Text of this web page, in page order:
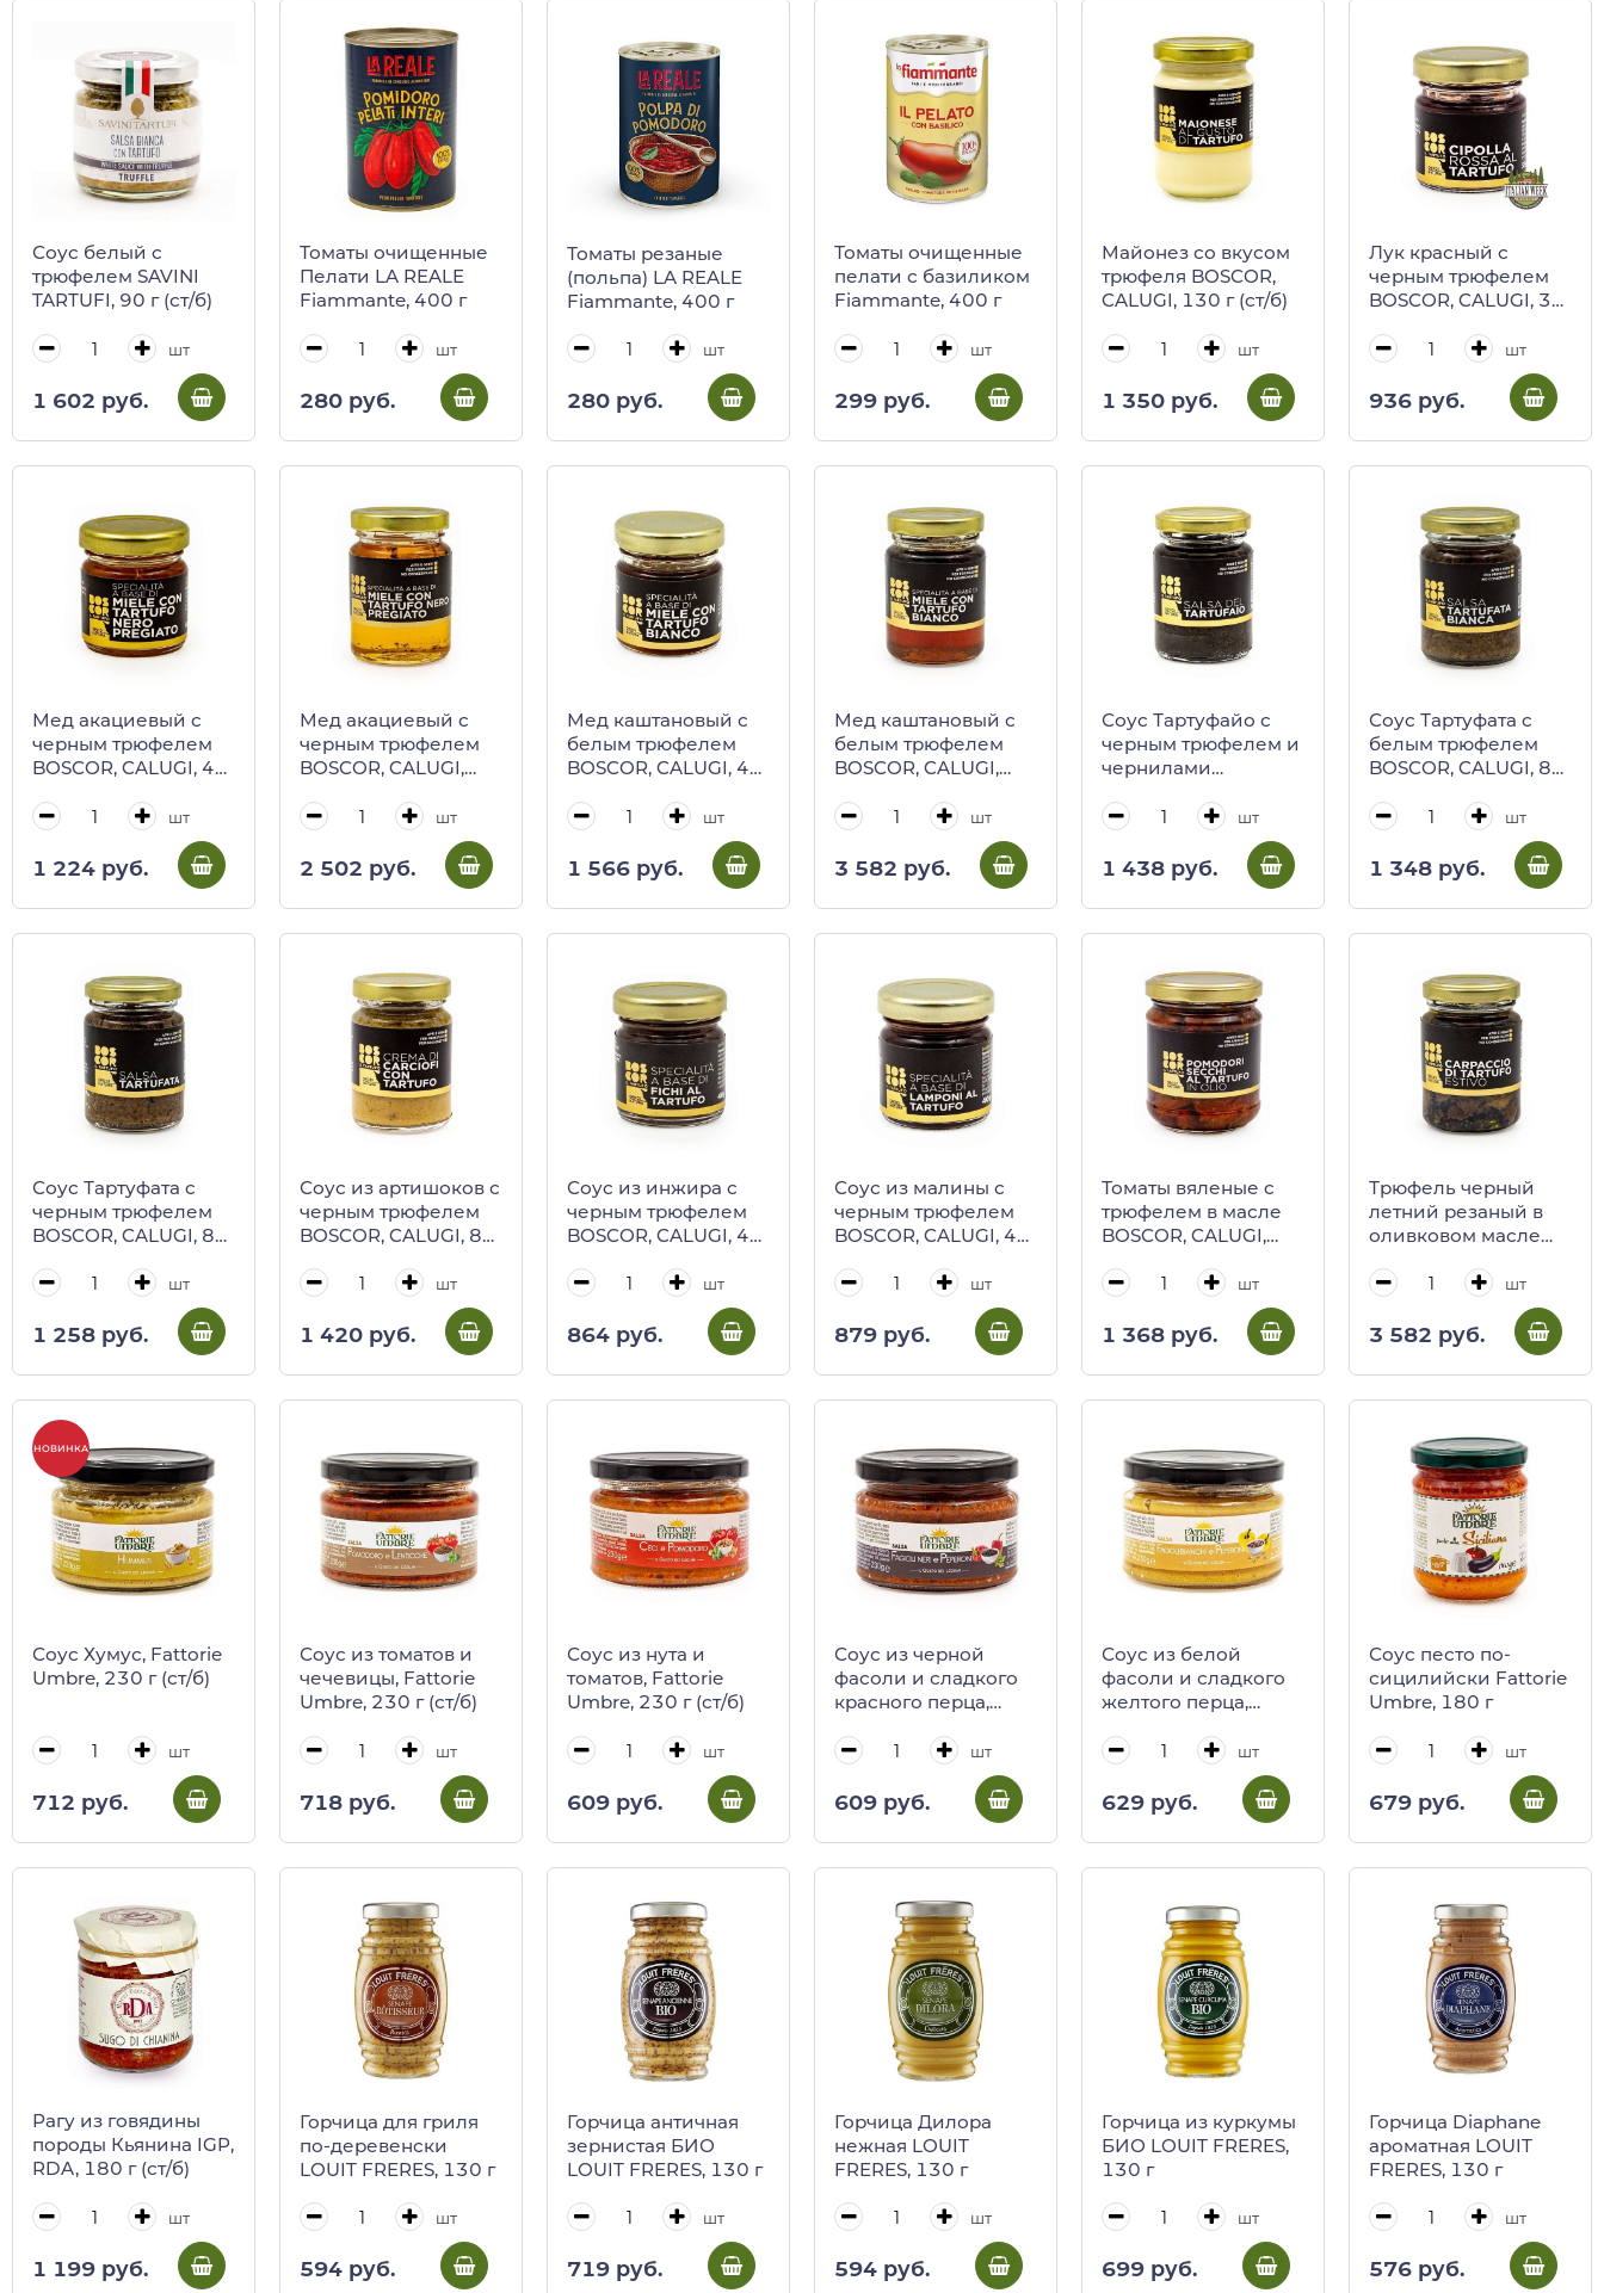
Соус белый с
трюфелем SAVINI
TARTUFI, 90 г (ст/б)
шт
1 602 руб.
Томаты очищенные
Пелати LA REALE
Fiammante, 400 г
шт
280 руб.
Томаты резаные
(польпа) LA REALE
Fiammante, 400 г
шт
280 руб.
Томаты очищенные
пелати с базиликом
Fiammante, 400 г
шт
299 руб.
Майонез со вкусом
трюфеля BOSCOR,
CALUGI, 130 г (ст/б)
шт
1 350 руб.
Лук красный с
черным трюфелем
BOSCOR, CALUGI, 35
шт
936 руб.
Мед акациевый с
черным трюфелем
BOSCOR, CALUGI, 40
шт
1 224 руб.
Мед акациевый с
черным трюфелем
BOSCOR, CALUGI,
шт
2 502 руб.
Мед каштановый с
белым трюфелем
BOSCOR, CALUGI, 40
шт
1 566 руб.
Мед каштановый с
белым трюфелем
BOSCOR, CALUGI,
шт
3 582 руб.
Соус Тартуфайо с
черным трюфелем и
чернилами
CALUGI, 85 г (ст/б)
шт
1 438 руб.
Соус Тартуфата с
белым трюфелем
BOSCOR, CALUGI, 85
шт
1 348 руб.
Соус Тартуфата с
черным трюфелем
BOSCOR, CALUGI, 85
шт
1 258 руб.
Соус из артишоков с
черным трюфелем
BOSCOR, CALUGI, 85
шт
1 420 руб.
Соус из инжира с
черным трюфелем
BOSCOR, CALUGI, 40
шт
864 руб.
Соус из малины с
черным трюфелем
BOSCOR, CALUGI, 40
шт
879 руб.
Томаты вяленые с
трюфелем в масле
BOSCOR, CALUGI,
шт
1 368 руб.
Трюфель черный
летний резаный в
оливковом масле
г (ст/б)
шт
3 582 руб.
НОВИНКА
Соус Хумус, Fattorie
Umbre, 230 г (ст/б)
шт
712 руб.
Соус из томатов и
чечевицы, Fattorie
Umbre, 230 г (ст/б)
шт
718 руб.
Соус из нута и
томатов, Fattorie
Umbre, 230 г (ст/б)
шт
609 руб.
Соус из черной
фасоли и сладкого
красного перца,
(ст/б)
шт
609 руб.
Соус из белой
фасоли и сладкого
желтого перца,
(ст/б)
шт
629 руб.
Соус песто по-
сицилийски Fattorie
Umbre, 180 г
шт
679 руб.
Рагу из говядины
породы Кьянина IGP,
RDA, 180 г (ст/б)
шт
1 199 руб.
Горчица для гриля
по-деревенски
LOUIT FRERES, 130 г
шт
594 руб.
Горчица античная
зернистая БИО
LOUIT FRERES, 130 г
шт
719 руб.
Горчица Дилора
нежная LOUIT
FRERES, 130 г
шт
594 руб.
Горчица из куркумы
БИО LOUIT FRERES,
130 г
шт
699 руб.
Горчица Diaphane
ароматная LOUIT
FRERES, 130 г
шт
576 руб.